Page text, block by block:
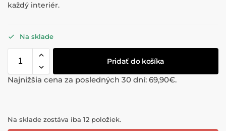
každý interiér.
Na sklade
Pridať do košíka
Najnižšia cena za posledných 30 dní: 69,90€.
Na sklade zostáva iba 12 položiek.